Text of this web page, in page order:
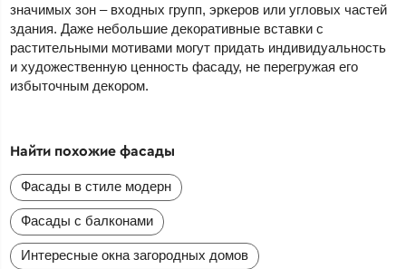
значимых зон – входных групп, эркеров или угловых частей
здания. Даже небольшие декоративные вставки с
растительными мотивами могут придать индивидуальность
и художественную ценность фасаду, не перегружая его
избыточным декором.
Найти похожие фасады
Фасады в стиле модерн
Фасады с балконами
Интересные окна загородных домов